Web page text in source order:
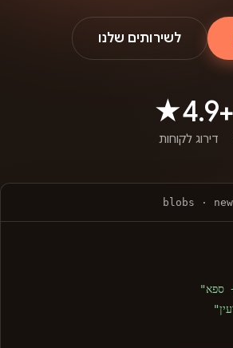
לשירותים שלנו
4.9★
דירוג לקוחות
blobs ·
ספא"